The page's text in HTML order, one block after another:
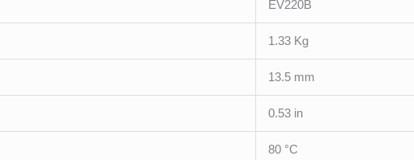
EV220B
1.33 Kg
13.5 mm
0.53 in
80 °C